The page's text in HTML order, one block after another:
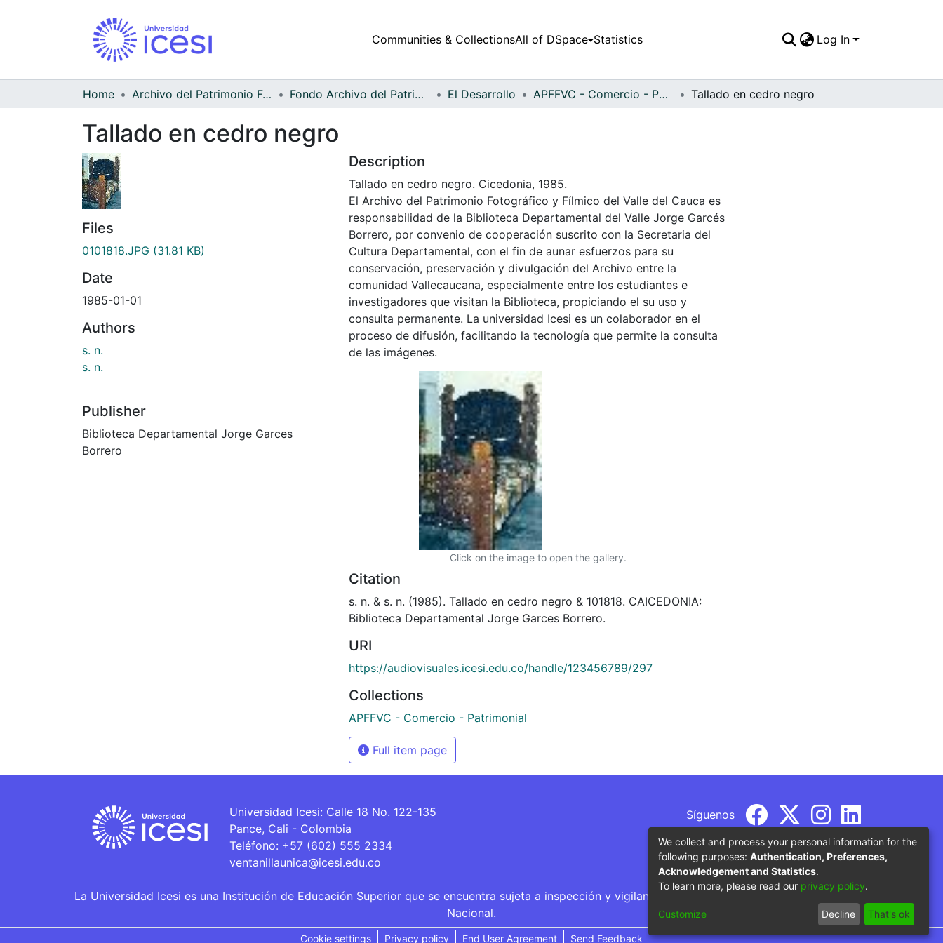
Communities & CollectionsAll of DSpace Statistics Log In
Home Archivo del Patrimonio Fotográfico y Fílmico del Valle del Cauca Fondo Archivo del Patrimonio Fotográfico y Fílmico del Valle del Cauca El Desarrollo APFFVC - Comercio - Patrimonial Tallado en cedro negro
Tallado en cedro negro
Files
0101818.JPG (31.81 KB)
Date
1985-01-01
Authors
s. n.
s. n.
Publisher
Biblioteca Departamental Jorge Garces
Borrero
Description
Tallado en cedro negro. Cicedonia, 1985.
El Archivo del Patrimonio Fotográfico y Fílmico del Valle del Cauca es
responsabilidad de la Biblioteca Departamental del Valle Jorge Garcés
Borrero, por convenio de cooperación suscrito con la Secretaria del
Cultura Departamental, con el fin de aunar esfuerzos para su
conservación, preservación y divulgación del Archivo entre la
comunidad Vallecaucana, especialmente entre los estudiantes e
investigadores que visitan la Biblioteca, propiciando el su uso y
consulta permanente. La universidad Icesi es un colaborador en el
proceso de difusión, facilitando la tecnología que permite la consulta
de las imágenes.
Click on the image to open the gallery.
Citation
s. n. & s. n. (1985). Tallado en cedro negro & 101818. CAICEDONIA:
Biblioteca Departamental Jorge Garces Borrero.
URI
https://audiovisuales.icesi.edu.co/handle/123456789/297
Collections
APFFVC - Comercio - Patrimonial
Full item page
Universidad Icesi: Calle 18 No. 122-135
Pance, Cali - Colombia
Teléfono: +57 (602) 555 2334
ventanillaunica@icesi.edu.co
Síguenos
La Universidad Icesi es una Institución de Educación Superior que se encuentra sujeta a inspección y vigilancia por parte del Ministerio de Educación
Nacional.
Cookie settings Privacy policy End User Agreement Send Feedback
We collect and process your personal information for the
following purposes: Authentication, Preferences,
Acknowledgement and Statistics.
To learn more, please read our privacy policy.
Customize Decline That's ok